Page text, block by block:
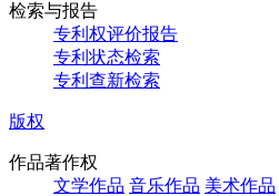
检索与报告
专利权评价报告
专利状态检索
专利查新检索
版权
作品著作权
文学作品 音乐作品 美术作品